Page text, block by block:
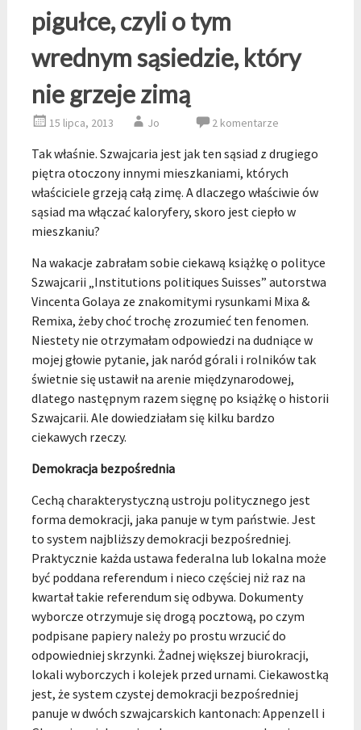
pigułce, czyli o tym
wrednym sąsiedzie, który
nie grzeje zimą
15 lipca, 2013 Jo 2 komentarze
Tak właśnie. Szwajcaria jest jak ten sąsiad z drugiego
piętra otoczony innymi mieszkaniami, których
właściciele grzeją całą zimę. A dlaczego właściwie ów
sąsiad ma włączać kaloryfery, skoro jest ciepło w
mieszkaniu?
Na wakacje zabrałam sobie ciekawą książkę o polityce
Szwajcarii „Institutions politiques Suisses” autorstwa
Vincenta Golaya ze znakomitymi rysunkami Mixa &
Remixa, żeby choć trochę zrozumieć ten fenomen.
Niestety nie otrzymałam odpowiedzi na dudniące w
mojej głowie pytanie, jak naród górali i rolników tak
świetnie się ustawił na arenie międzynarodowej,
dlatego następnym razem sięgnę po książkę o historii
Szwajcarii. Ale dowiedziałam się kilku bardzo
ciekawych rzeczy.
Demokracja bezpośrednia
Cechą charakterystyczną ustroju politycznego jest
forma demokracji, jaka panuje w tym państwie. Jest
to system najbliższy demokracji bezpośredniej.
Praktycznie każda ustawa federalna lub lokalna może
być poddana referendum i nieco częściej niż raz na
kwartał takie referendum się odbywa. Dokumenty
wyborcze otrzymuje się drogą pocztową, po czym
podpisane papiery należy po prostu wrzucić do
odpowiedniej skrzynki. Żadnej większej biurokracji,
lokali wyborczych i kolejek przed urnami. Ciekawostką
jest, że system czystej demokracji bezpośredniej
panuje w dwóch szwajcarskich kantonach: Appenzell i